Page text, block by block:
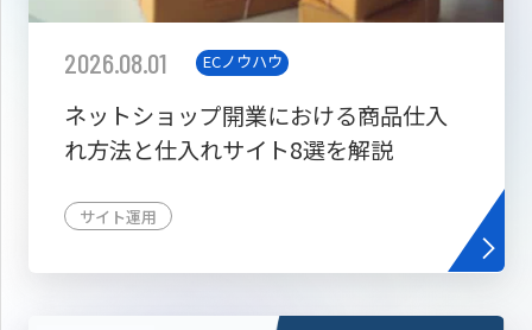
2026.08.01 ECノウハウ
ネットショップ開業における商品仕入
れ方法と仕入れサイト8選を解説
サイト運用